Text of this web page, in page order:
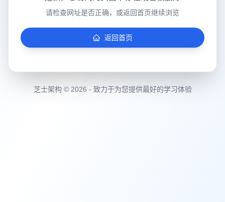
请检查网址是否正确，或返回首页继续浏览
返回首页
芝士架构 © 2026 - 致力于为您提供最好的学习体验